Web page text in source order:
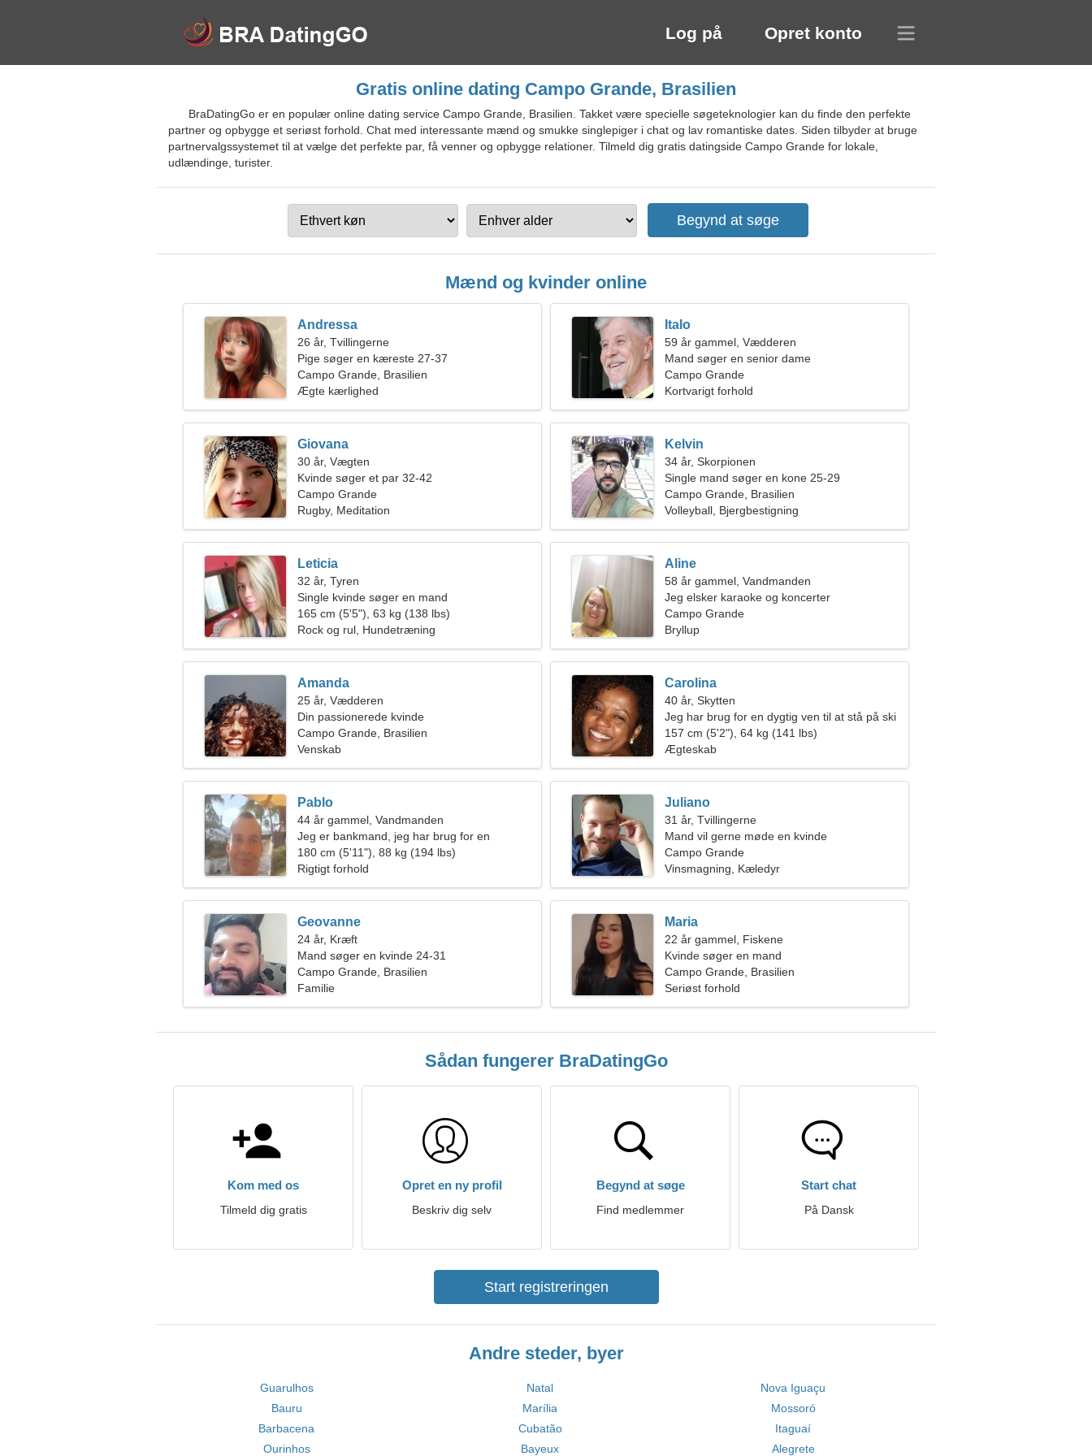
Log på Opret konto
Gratis online dating Campo Grande, Brasilien
BraDatingGo er en populær online dating service Campo Grande, Brasilien. Takket være specielle søgeteknologier kan du finde den perfekte
partner og opbygge et seriøst forhold. Chat med interessante mænd og smukke singlepiger i chat og lav romantiske dates. Siden tilbyder at bruge
partnervalgssystemet til at vælge det perfekte par, få venner og opbygge relationer. Tilmeld dig gratis datingside Campo Grande for lokale,
udlændinge, turister.
Mænd og kvinder online
Andressa
26 år, Tvillingerne
Pige søger en kæreste 27-37
Campo Grande, Brasilien
Ægte kærlighed
Italo
59 år gammel, Vædderen
Mand søger en senior dame
Campo Grande
Kortvarigt forhold
Giovana
30 år, Vægten
Kvinde søger et par 32-42
Campo Grande
Rugby, Meditation
Kelvin
34 år, Skorpionen
Single mand søger en kone 25-29
Campo Grande, Brasilien
Volleyball, Bjergbestigning
Leticia
32 år, Tyren
Single kvinde søger en mand
165 cm (5'5"), 63 kg (138 lbs)
Rock og rul, Hundetræning
Aline
58 år gammel, Vandmanden
Jeg elsker karaoke og koncerter
Campo Grande
Bryllup
Amanda
25 år, Vædderen
Din passionerede kvinde
Campo Grande, Brasilien
Venskab
Carolina
40 år, Skytten
Jeg har brug for en dygtig ven til at stå på ski
sammen
157 cm (5'2"), 64 kg (141 lbs)
Ægteskab
Pablo
44 år gammel, Vandmanden
Jeg er bankmand, jeg har brug for en
energisk kvinde
180 cm (5'11"), 88 kg (194 lbs)
Rigtigt forhold
Juliano
31 år, Tvillingerne
Mand vil gerne møde en kvinde
Campo Grande
Vinsmagning, Kæledyr
Geovanne
24 år, Kræft
Mand søger en kvinde 24-31
Campo Grande, Brasilien
Familie
Maria
22 år gammel, Fiskene
Kvinde søger en mand
Campo Grande, Brasilien
Seriøst forhold
Sådan fungerer BraDatingGo
Kom med os
Tilmeld dig gratis
Opret en ny profil
Beskriv dig selv
Begynd at søge
Find medlemmer
Start chat
På Dansk
Start registreringen
Andre steder, byer
Guarulhos Natal
Nova Iguaçu
Bauru
Marília
Mossoró
Barbacena
Cubatão
Itaguaí
Ourinhos
Bayeux Alegrete